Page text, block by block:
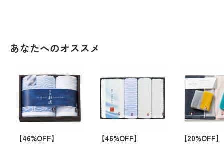
あなたへのオススメ
【46%OFF】
【46%OFF】
【20%OFF】